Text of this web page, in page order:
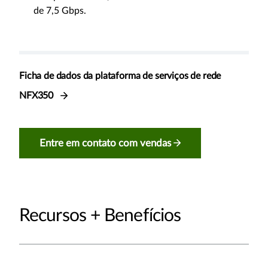
de 7,5 Gbps.
Ficha de dados da plataforma de serviços de rede
NFX350
Entre em contato com vendas
Recursos + Benefícios